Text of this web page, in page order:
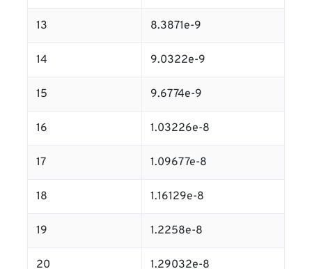
13 8.3871e-9
14 9.0322e-9
15 9.6774e-9
16 1.03226e-8
17 1.09677e-8
18 1.16129e-8
19 1.2258e-8
20 1.29032e-8